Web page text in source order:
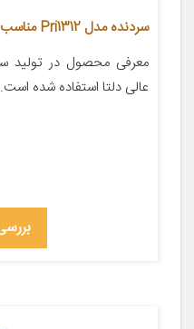
سردنده مدل Pri1312 مناسب برای پراید
معرفی محصول در تولید
عالی دلتا استفاده شده